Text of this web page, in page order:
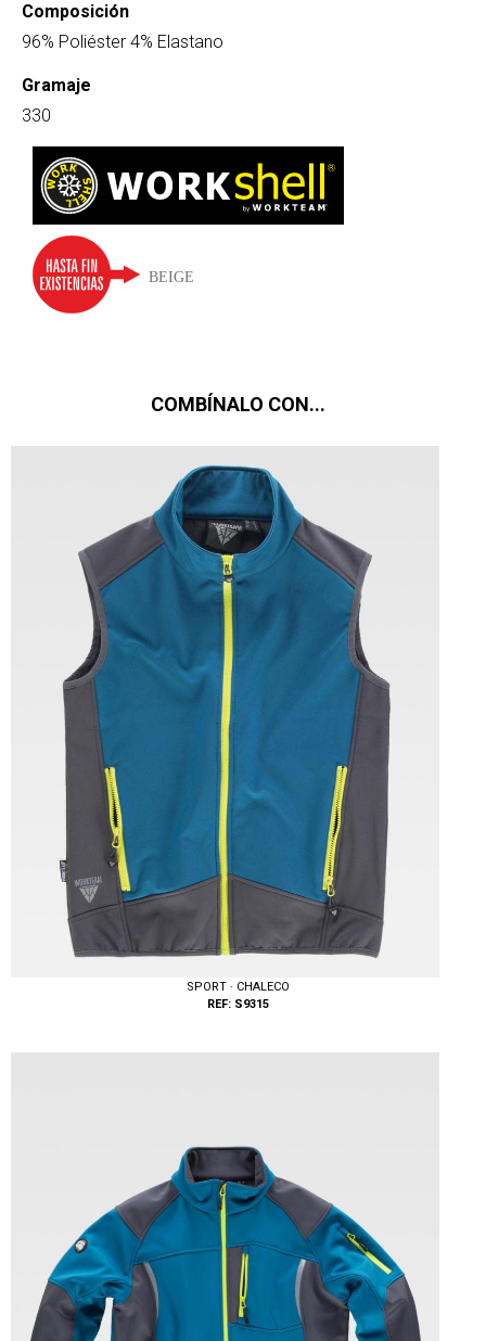
Composición
96% Poliéster 4% Elastano
Gramaje
330
COMBÍNALO CON...
Tallas: S, M, L, XL, XXL, 3XL
SPORT · CHALECO
REF: S9315